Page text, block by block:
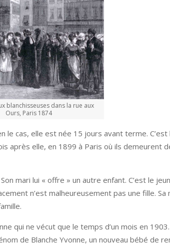
blanchisseuses dans la rue aux
Ours, Paris 1874
le cas, elle est née 15 jours avant terme.
après elle, en 1899 à Paris où ils demeurent
mari lui « offre » un autre enfant. C’est le
n’est malheureusement pas une fille. Sa
qui ne vécut que le temps d’un mois en
de Blanche Yvonne, un nouveau bébé de